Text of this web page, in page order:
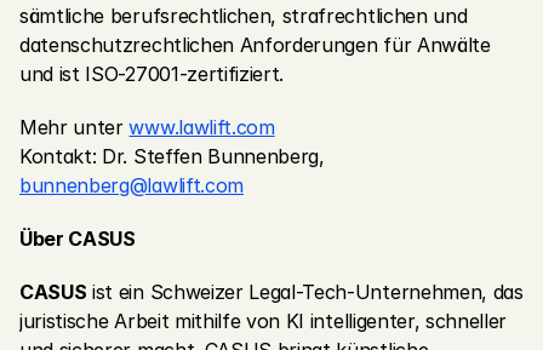
sämtliche berufsrechtlichen, strafrechtlichen und
datenschutzrechtlichen Anforderungen für Anwälte
und ist ISO-27001-zertifiziert.
Mehr unter www.lawlift.com
bunnenberg@lawlift.com
Über CASUS
CASUS ist ein Schweizer Legal-Tech-Unternehmen, das
juristische Arbeit mithilfe von KI intelligenter, schneller